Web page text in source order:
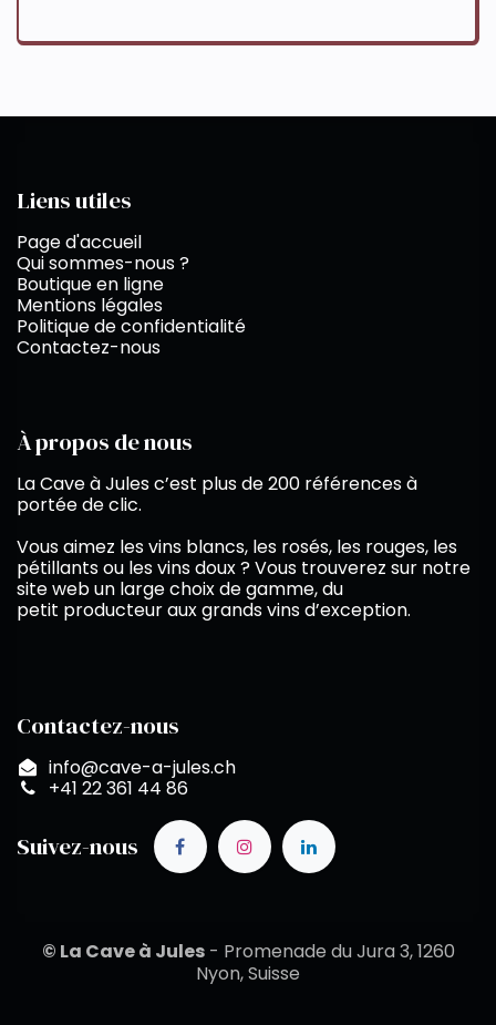
Liens utiles
Page d'accueil
Qui sommes-nous ?
Boutique en ligne
Mentions légales
Politique de confidentialité
Contactez-nous
À propos de nous
La Cave à Jules c’est plus de 200 références à
portée de clic.
Vous aimez les vins blancs, les rosés, les rouges, les
pétillants ou les vins doux ? Vous trouverez sur notre
site web un large choix de gamme, du
petit producteur aux grands vins d’exception.
Contactez-nous
info@cave-a-jules.ch
+41 22 361 44 86
Suivez-nous
© La Cave à Jules- Promenade du Jura 3, 1260
Nyon, Suisse